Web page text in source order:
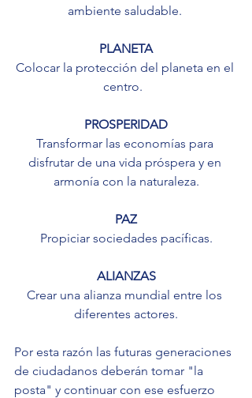
ambiente saludable.
PLANETA
Colocar la protección del planeta en el
centro.
PROSPERIDAD
Transformar las economías para
disfrutar de una vida próspera y en
armonía con la naturaleza.
PAZ
Propiciar sociedades pacíficas.
ALIANZAS
Crear una alianza mundial entre los
diferentes actores.
Por esta razón las futuras generaciones
de ciudadanos deberán tomar "la
posta" y continuar con ese esfuerzo